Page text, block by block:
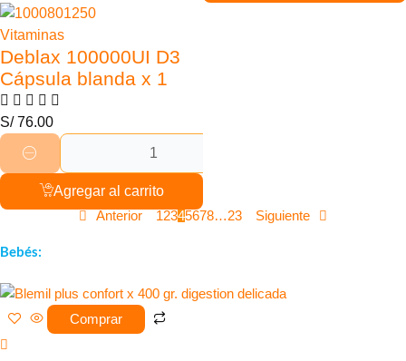
Vitaminas
Deblax 100000UI D3
Cápsula blanda x 1
S/76.00
Agregar al carrito
Anterior 12345678…23 Siguiente
Bebés:
Comprar